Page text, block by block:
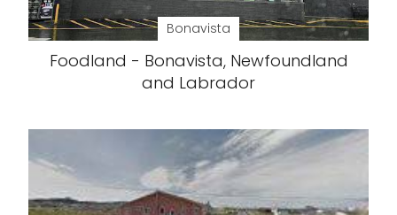
Bonavista
Foodland - Bonavista, Newfoundland
and Labrador